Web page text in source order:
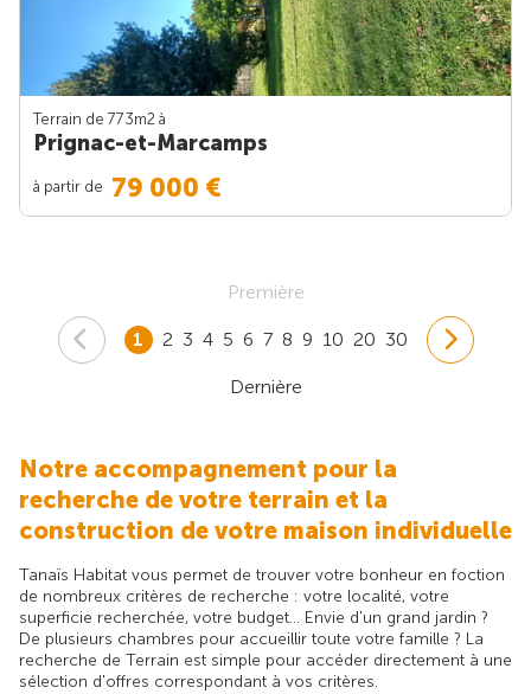
Terrain de 773m2 à
Prignac-et-Marcamps
à partir de 79 000 €
Première
1 2 3 4 5 6 7 8 9 10 20 30
Dernière
Notre accompagnement pour la
recherche de votre terrain et la
construction de votre maison individuelle
Tanaïs Habitat vous permet de trouver votre bonheur en foction
de nombreux critères de recherche : votre localité, votre
superficie recherchée, votre budget... Envie d'un grand jardin ?
De plusieurs chambres pour accueillir toute votre famille ? La
recherche de Terrain est simple pour accéder directement à une
sélection d'offres correspondant à vos critères.